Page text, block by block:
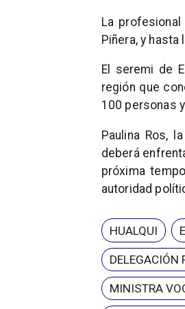
La
Piñera, y
El seremi de
región que
100 personas
Paulina Ros,
deberá
próxima
autoridad
HUALQUI
DELEGACIÓN
MINISTRA